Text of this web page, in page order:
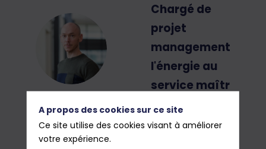
JN
Chargé de
projet
management de
l'énergie au
service maîtrise
d'ouvrage de la
direction de
A propos des cookies sur ce site
Ce site utilise des cookies visant à améliorer
votre expérience.